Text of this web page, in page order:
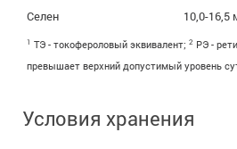
Селен
10,0-16,5
1 ТЭ - токофероловый эквивалент; 2 РЭ -
превышает верхний допустимый уровень
Условия хранения